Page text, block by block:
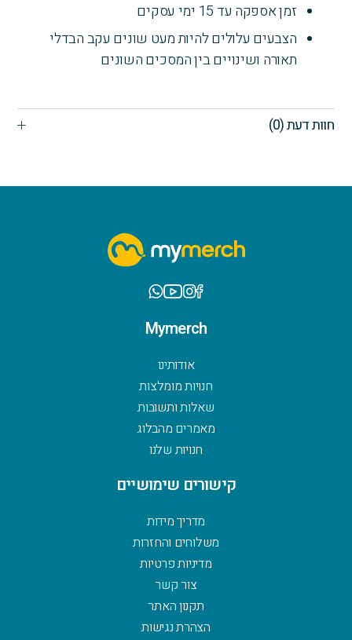
זמן אספקה עד 15 ימי עסקים
הצבעים עלולים להיות מעט שונים עקב הבדלי
תאורה ושינויים בין המסכים השונים
חוות דעת (0)
Mymerch
אודותינו
חנויות מומלצות
שאלות ותשובות
מאמרים מהבלוג
חנויות שלנו
קישורים שימושיים
מדריך מידות
משלוחים והחזרות
מדיניות פרטיות
צור קשר
תקנון האתר
הצהרת נגישות